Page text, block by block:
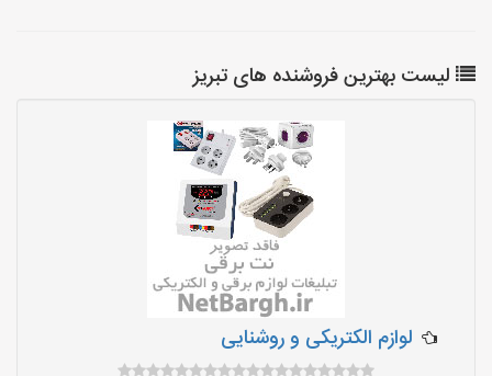
لیست بهترین فروشنده های تبریز
لوازم الکتریکی و روشنایی